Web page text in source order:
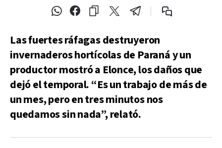
Las fuertes ráfagas destruyeron
invernaderos hortícolas de Paraná y un
productor mostró a Elonce, los daños que
dejó el temporal. “Es un trabajo de más de
un mes, pero en tres minutos nos
quedamos sin nada”, relató.